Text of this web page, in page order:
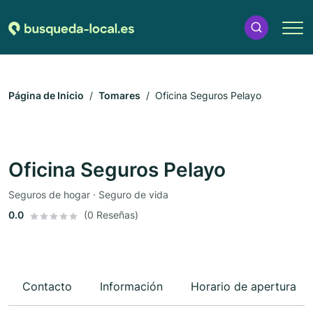
Página de Inicio Tomares Oficina Seguros Pelayo
Oficina Seguros Pelayo
Seguros de hogar · Seguro de vida
0.0
(0 Reseñas)
Contacto Información Horario de apertura